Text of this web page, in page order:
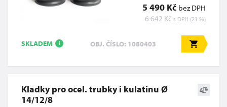
5 490 Kč bez DPH
6 642 Kč s DPH (21 %)
SKLADEM i OBJ. ČÍSLO: 1080403
Kladky pro ocel. trubky i kulatinu Ø
14/12/8